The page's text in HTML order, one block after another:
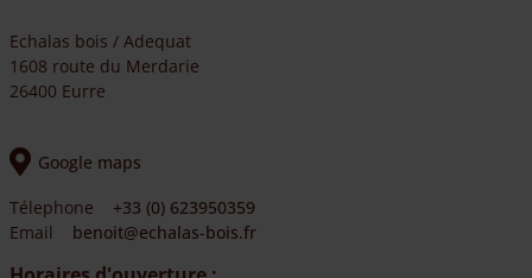
Echalas bois / Adequat
1608 route du Merdarie
26400 Eurre
Google maps
Télephone
+33 (0) 623950359
Email
benoit@echalas-bois.fr